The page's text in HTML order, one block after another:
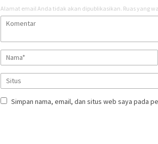
Alamat email Anda tidak akan dipublikasikan. Ruas yang
Simpan nama, email, dan situs web saya pada